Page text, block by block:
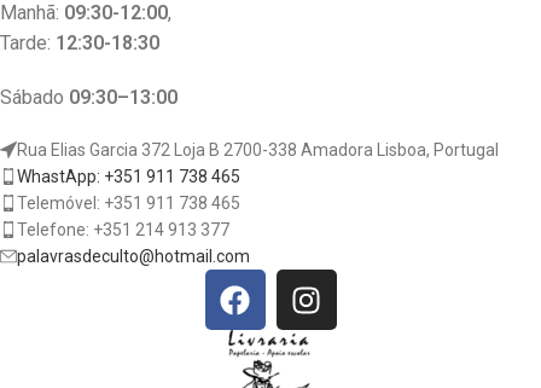
Manhã: 09:30-12:00,
Tarde: 12:30-18:30
Sábado 09:30–13:00
Rua Elias Garcia 372 Loja B 2700-338 Amadora Lisboa, Portugal
WhastApp: +351 911 738 465
Telemóvel: +351 911 738 465
Telefone: +351 214 913 377
palavrasdeculto@hotmail.com